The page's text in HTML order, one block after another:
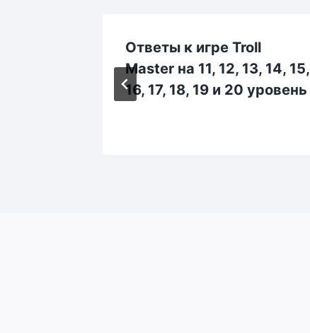
Ответы к игре Troll
Master на 11, 12, 13, 14, 15,
16, 17, 18, 19 и 20 уровень